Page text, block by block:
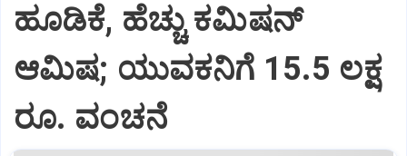
ಹೂಡಿಕೆ, ಹೆಚ್ಚು ಕಮಿಷನ್‌
ಆಮಿಷ; ಯುವಕನಿಗೆ 15.5 ಲಕ್ಷ
ರೂ. ವಂಚನೆ